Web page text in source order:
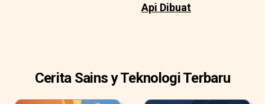
Api Dibuat
Cerita Sains y Teknologi Terbaru